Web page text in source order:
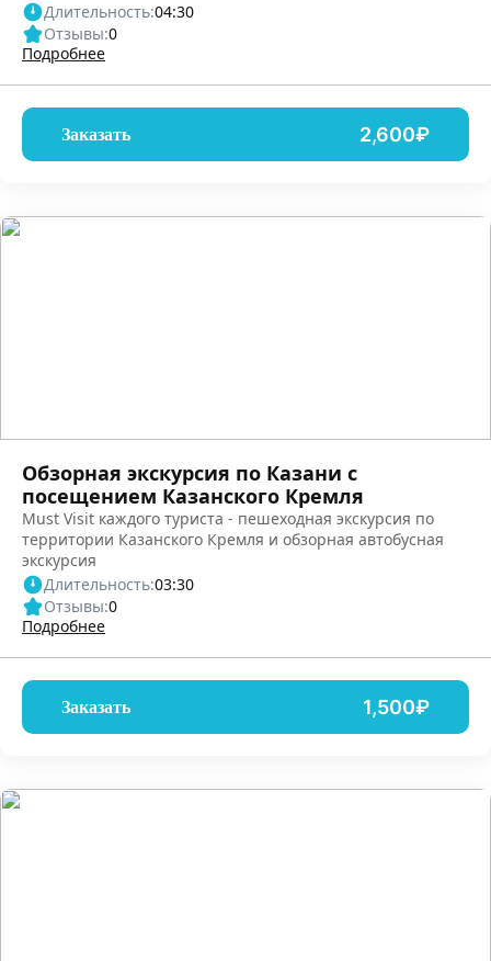
Длительность:04:30
Отзывы:0
Подробнее
Заказать 2,600₽
Обзорная экскурсия по Казани с
посещением Казанского Кремля
Must Visit каждого туриста - пешеходная экскурсия по
территории Казанского Кремля и обзорная автобусная
экскурсия
Длительность:03:30
Отзывы:0
Подробнее
Заказать 1,500₽